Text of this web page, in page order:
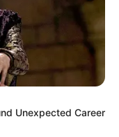
Unexpected Career